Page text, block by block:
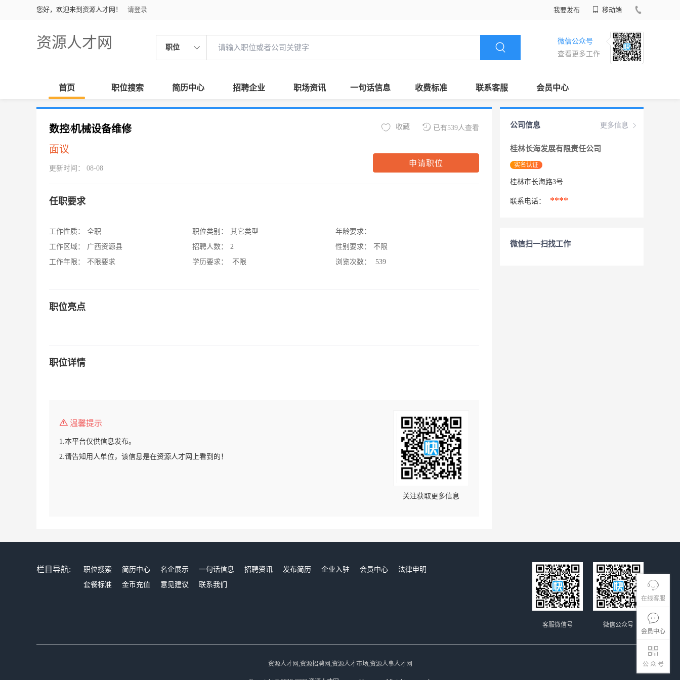
您好，欢迎来到资源人才网！ 请登录 我要发布 移动端
资源人才网 职位
微信公众号
查看更多工作
首页 职位搜索 简历中心 招聘企业 职场资讯 一句话信息 收费标准 联系客服 会员中心
在线客服
会员中心
公 众 号
数控∕机械设备维修
面议
更新时间： 08-08
已有539人查看
收藏
申请职位
任职要求
工作性质：
全职
工作区域：
广西资源县
工作年限：
不限要求
职位类别：
其它类型
招聘人数：
2
学历要求：
不限
年龄要求：
性别要求：
不限
浏览次数：
539
职位亮点
职位详情
温馨提示
1.本平台仅供信息发布。
2.请告知用人单位，该信息是在资源人才网上看到的！
关注获取更多信息
更多信息
公司信息
桂林长海发展有限责任公司
实名认证
桂林市长海路3号
联系电话： ****
微信扫一扫找工作
栏目导航: 职位搜索 简历中心 名企展示 一句话信息 招聘资讯 发布简历 企业入驻 会员中心
法律申明
套餐标准
金币充值 意见建议 联系我们
微信公众号
客服微信号
资源人才网,资源招聘网,资源人才市场,资源人事人才网